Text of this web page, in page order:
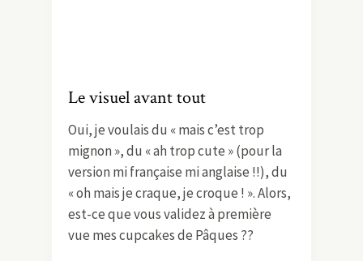
Le visuel avant tout
Oui, je voulais du « mais c’est trop
mignon », du « ah trop cute » (pour la
version mi française mi anglaise !!), du
« oh mais je craque, je croque ! ». Alors,
est-ce que vous validez à première
vue mes cupcakes de Pâques ??